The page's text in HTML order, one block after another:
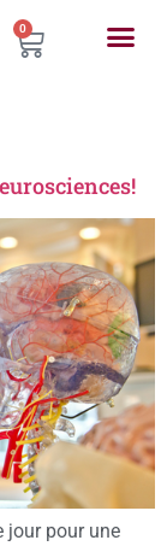
0
jour pour une